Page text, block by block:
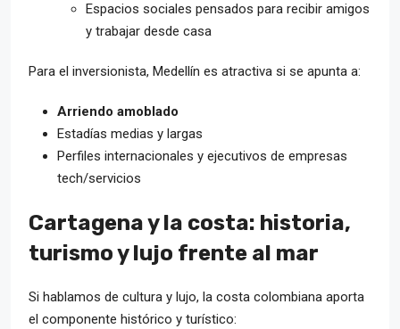
Espacios sociales pensados para recibir amigos
y trabajar desde casa
Para el inversionista, Medellín es atractiva si se apunta a:
Arriendo amoblado
Estadías medias y largas
Perfiles internacionales y ejecutivos de empresas
tech/servicios
Cartagena y la costa: historia,
turismo y lujo frente al mar
Si hablamos de cultura y lujo, la costa colombiana aporta
el componente histórico y turístico: